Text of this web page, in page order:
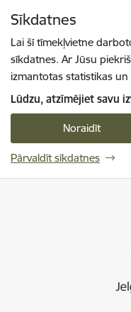
Sīkdatnes
Lai šī tīmekļvietne
sīkdatnes. Ar Jūsu
izmantotas statistikas
Lūdzu, atzīmējiet savu
Noraidīt
Pārvaldīt sīkdatnes